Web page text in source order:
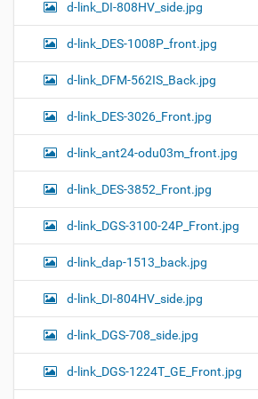
d-link_DI-808HV_side.jpg
d-link_DES-1008P_front.jpg
d-link_DFM-562IS_Back.jpg
d-link_DES-3026_Front.jpg
d-link_ant24-odu03m_front.jpg
d-link_DES-3852_Front.jpg
d-link_DGS-3100-24P_Front.jpg
d-link_dap-1513_back.jpg
d-link_DI-804HV_side.jpg
d-link_DGS-708_side.jpg
d-link_DGS-1224T_GE_Front.jpg